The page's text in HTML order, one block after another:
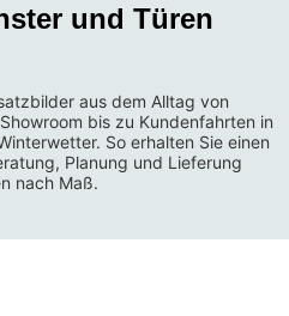
und Türen
aus dem Alltag von
bis zu Kundenfahrten in
So erhalten Sie einen
Planung und Lieferung
nach Maß.